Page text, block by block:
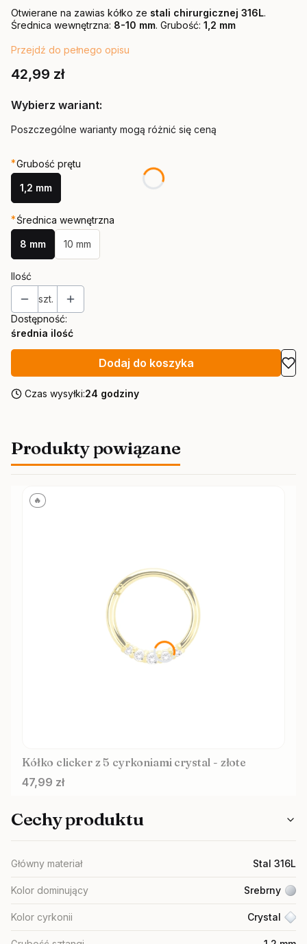
Otwierane na zawias kółko ze stali chirurgicznej 316L.
Średnica wewnętrzna: 8-10 mm. Grubość: 1,2 mm
Przejdź do pełnego opisu
Cena
42,99 zł
Wybierz wariant:
Poszczególne warianty mogą różnić się ceną
*Grubość prętu
1,2 mm
*Średnica wewnętrzna
8 mm 10 mm
Ilość
szt.
Dostępność:
średnia ilość
Dodaj do koszyka
Czas wysyłki:24 godziny
Produkty powiązane
🔥
Kółko clicker z 5 cyrkoniami crystal - złote
Cena
47,99 zł
Cechy produktu
Główny materiał Stal 316L
Kolor dominujący Srebrny
Kolor cyrkonii Crystal